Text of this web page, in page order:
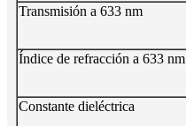
Transmisión a 633 nm
Índice de refracción a 633 nm
Constante dieléctrica